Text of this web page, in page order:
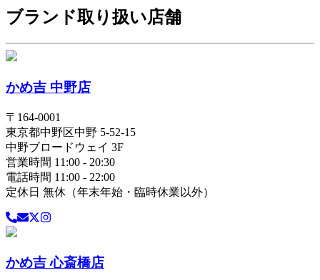
ブランド取り扱い店舗
かめ吉 中野店
〒 164-0001
東京都中野区中野 5-52-15
中野ブロードウェイ 3F
営業時間 11:00 - 20:30
電話時間 11:00 - 22:00
定休日 無休（年末年始・臨時休業以外）
かめ吉 心斎橋店